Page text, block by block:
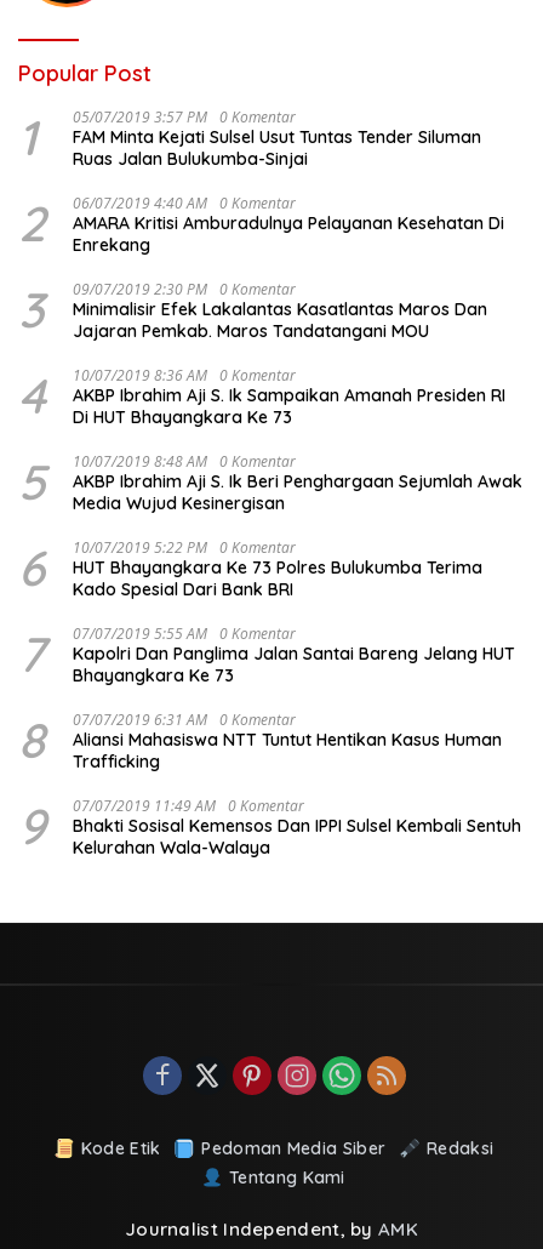
Popular Post
1 05/07/2019 3:57 PM 0 Komentar
FAM Minta Kejati Sulsel Usut Tuntas Tender Siluman
Ruas Jalan Bulukumba-Sinjai
2 06/07/2019 4:40 AM 0 Komentar
AMARA Kritisi Amburadulnya Pelayanan Kesehatan Di
Enrekang
3 09/07/2019 2:30 PM 0 Komentar
Minimalisir Efek Lakalantas Kasatlantas Maros Dan
Jajaran Pemkab. Maros Tandatangani MOU
4 10/07/2019 8:36 AM 0 Komentar
AKBP Ibrahim Aji S. Ik Sampaikan Amanah Presiden RI
Di HUT Bhayangkara Ke 73
5 10/07/2019 8:48 AM 0 Komentar
AKBP Ibrahim Aji S. Ik Beri Penghargaan Sejumlah Awak
Media Wujud Kesinergisan
6 10/07/2019 5:22 PM 0 Komentar
HUT Bhayangkara Ke 73 Polres Bulukumba Terima
Kado Spesial Dari Bank BRI
7 07/07/2019 5:55 AM 0 Komentar
Kapolri Dan Panglima Jalan Santai Bareng Jelang HUT
Bhayangkara Ke 73
8 07/07/2019 6:31 AM 0 Komentar
Aliansi Mahasiswa NTT Tuntut Hentikan Kasus Human
Trafficking
9 07/07/2019 11:49 AM 0 Komentar
Bhakti Sosisal Kemensos Dan IPPI Sulsel Kembali Sentuh
Kelurahan Wala-Walaya
Kode Etik Pedoman Media Siber
Redaksi
Tentang Kami
Journalist Independent, byAMK